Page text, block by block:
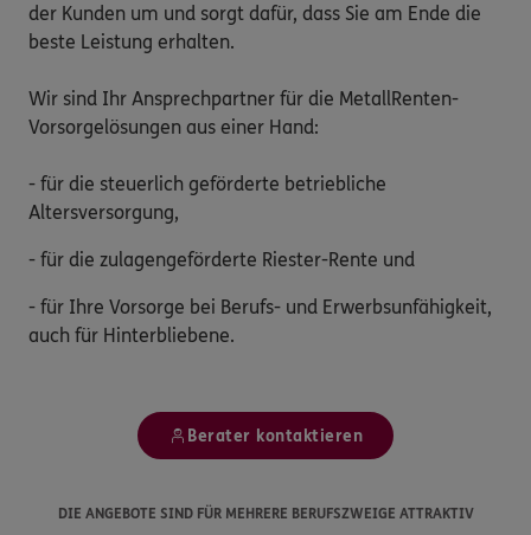
der Kunden um und sorgt dafür, dass Sie am Ende die
beste Leistung erhalten.
Wir sind Ihr Ansprechpartner für die MetallRenten-
Vorsorgelösungen aus einer Hand:
- für die steuerlich geförderte betriebliche
Altersversorgung,
- für die zulagengeförderte Riester-Rente und
- für Ihre Vorsorge bei Berufs- und Erwerbsunfähigkeit,
auch für Hinterbliebene.
Berater kontaktieren
DIE ANGEBOTE SIND FÜR MEHRERE BERUFSZWEIGE ATTRAKTIV